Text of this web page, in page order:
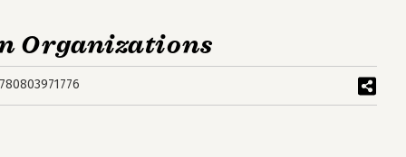
Organizations